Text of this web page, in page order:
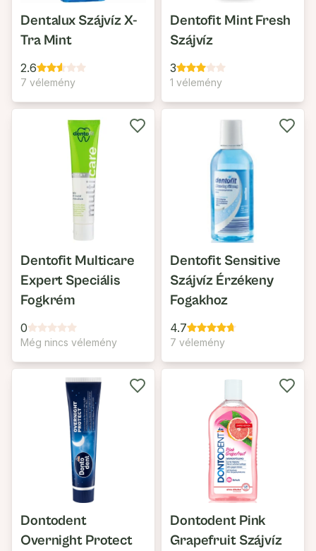
Dentalux Szájvíz X-
Tra Mint
2.6
7 vélemény
Dentofit Mint Fresh
Szájvíz
3
1 vélemény
Dentofit Multicare
Expert Speciális
Fogkrém
0
Még nincs vélemény
Dentofit Sensitive
Szájvíz Érzékeny
Fogakhoz
4.7
7 vélemény
Dontodent
Overnight Protect
Dontodent Pink
Grapefruit Szájvíz